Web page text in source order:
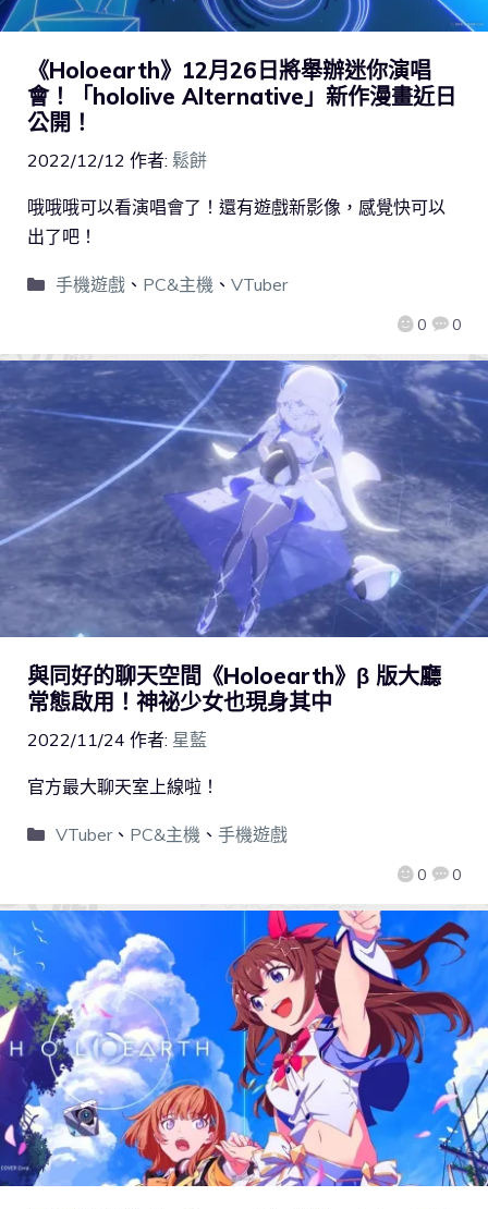
《Holoearth》12月26日將舉辦迷你演唱
會！「hololive Alternative」新作漫畫近日
公開！
2022/12/12 作者: 鬆餅
0 0
哦哦哦可以看演唱會了！還有遊戲新影像，感覺快可以
出了吧！
手機遊戲、 PC&主機、 VTuber
與同好的聊天空間《Holoearth》β 版大廳
常態啟用！神祕少女也現身其中
2022/11/24 作者: 星藍
0 0
官方最大聊天室上線啦！
VTuber、 PC&主機 、 手機遊戲